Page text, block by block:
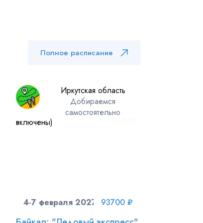
Полное расписание
Иркутская область
Добираемся
самостоятельно
4-7 февраля 2027 (чт-вс)
93700 ₽